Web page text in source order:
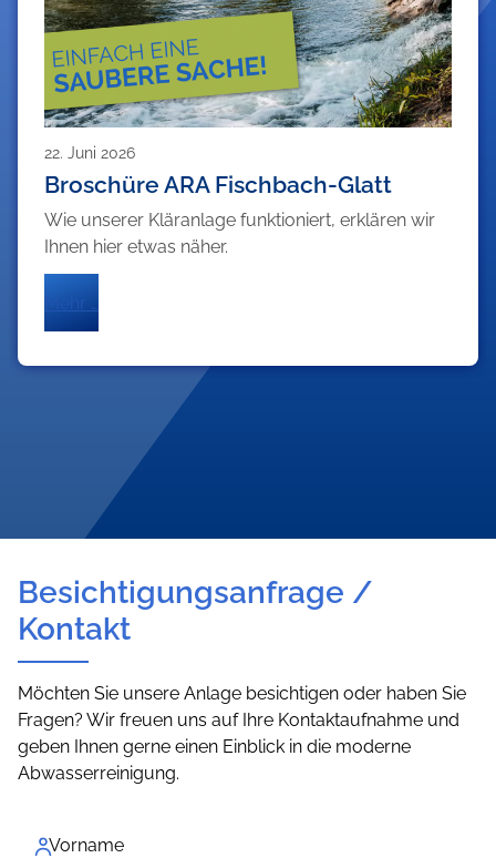
22. Juni 2026
Broschüre ARA Fischbach-Glatt
Wie unserer Kläranlage funktioniert, erklären wir
Ihnen hier etwas näher.
Mehr …
Besichtigungsanfrage /
Kontakt
Möchten Sie unsere Anlage besichtigen oder haben Sie
Fragen? Wir freuen uns auf Ihre Kontaktaufnahme und
geben Ihnen gerne einen Einblick in die moderne
Abwasserreinigung.
Vorname